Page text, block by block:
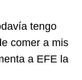
tengo
comer a mis
a EFE la